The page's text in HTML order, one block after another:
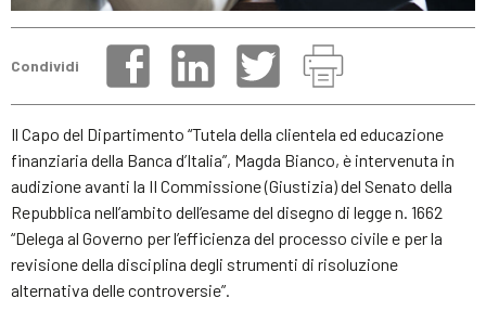
Condividi
Il Capo del Dipartimento “Tutela della clientela ed educazione
finanziaria della Banca d’Italia”, Magda Bianco, è intervenuta in
audizione avanti la II Commissione (Giustizia) del Senato della
Repubblica nell’ambito dell’esame del disegno di legge n. 1662
“Delega al Governo per l’efficienza del processo civile e per la
revisione della disciplina degli strumenti di risoluzione
alternativa delle controversie”.